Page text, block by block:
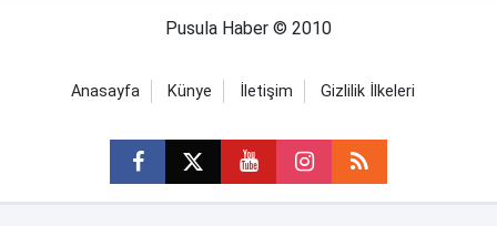
Pusula Haber © 2010
Anasayfa Künye İletişim Gizlilik İlkeleri